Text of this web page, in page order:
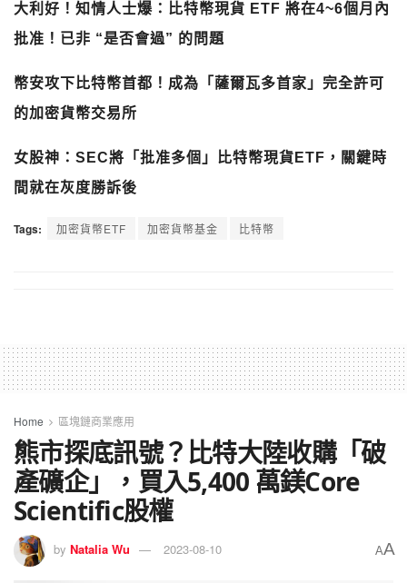
大利好！知情人士爆：比特幣現貨 ETF 將在4~6個月內
批准！已非 “是否會過” 的問題
幣安攻下比特幣首都！成為「薩爾瓦多首家」完全許可
的加密貨幣交易所
女股神：SEC將「批准多個」比特幣現貨ETF，關鍵時
間就在灰度勝訴後
Tags: 加密貨幣ETF 加密貨幣基金 比特幣
Home 區塊鏈商業應用
熊市探底訊號？比特大陸收購「破
產礦企」，買入5,400 萬鎂Core
Scientific股權
by Natalia Wu 2023-08-10 AA